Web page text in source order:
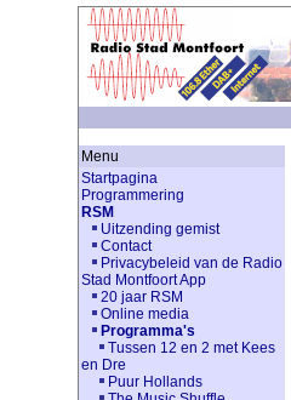
Menu
Startpagina
Programmering
RSM
Uitzending gemist
Contact
Privacybeleid van de Radio
Stad Montfoort App
20 jaar RSM
Online media
Programma's
Tussen 12 en 2 met Kees
en Dre
Puur Hollands